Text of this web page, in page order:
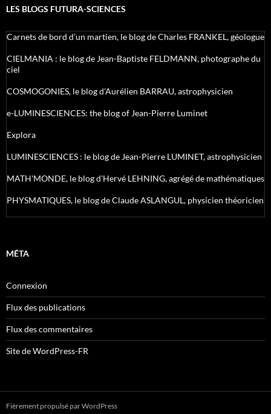
LES BLOGS FUTURA-SCIENCES
Carnets de bord d’un martien, le blog de Charles FRANKEL, géologue
CIELMANIA : le blog de Jean-Baptiste FELDMANN, photographe du
ciel
COSMOGONIES, le blog d'Aurélien BARRAU, astrophysicien
e-LUMINESCIENCES: the blog of Jean-Pierre Luminet
Explora
LUMINESCIENCES : le blog de Jean-Pierre LUMINET, astrophysicien
MATH'MONDE, le blog d'Hervé LEHNING, agrégé de mathématiques
PHYSMATIQUES, le blog de Claude ASLANGUL, physicien théoricien
MÉTA
Connexion
Flux des publications
Flux des commentaires
Site de WordPress-FR
Fièrement propulsé par WordPress